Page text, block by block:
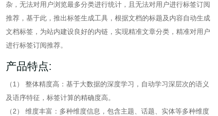
杂，无法对用户浏览最多分类进行统计，且无法对用户进行标签订阅
推荐，基于此，推出标签生成工具，根据文档的标题及内容自动生成
文档标签，为站内建设良好的内链，实现精准文章分类，精准对用户
进行标签订阅推荐。
产品特点:
（1） 整体精度高：基于大数据的深度学习，自动学习深层次的语义
及语序特征，标签计算的精确度高。
（2） 维度丰富：多种维度信息，包含主题、话题、实体等多种维度